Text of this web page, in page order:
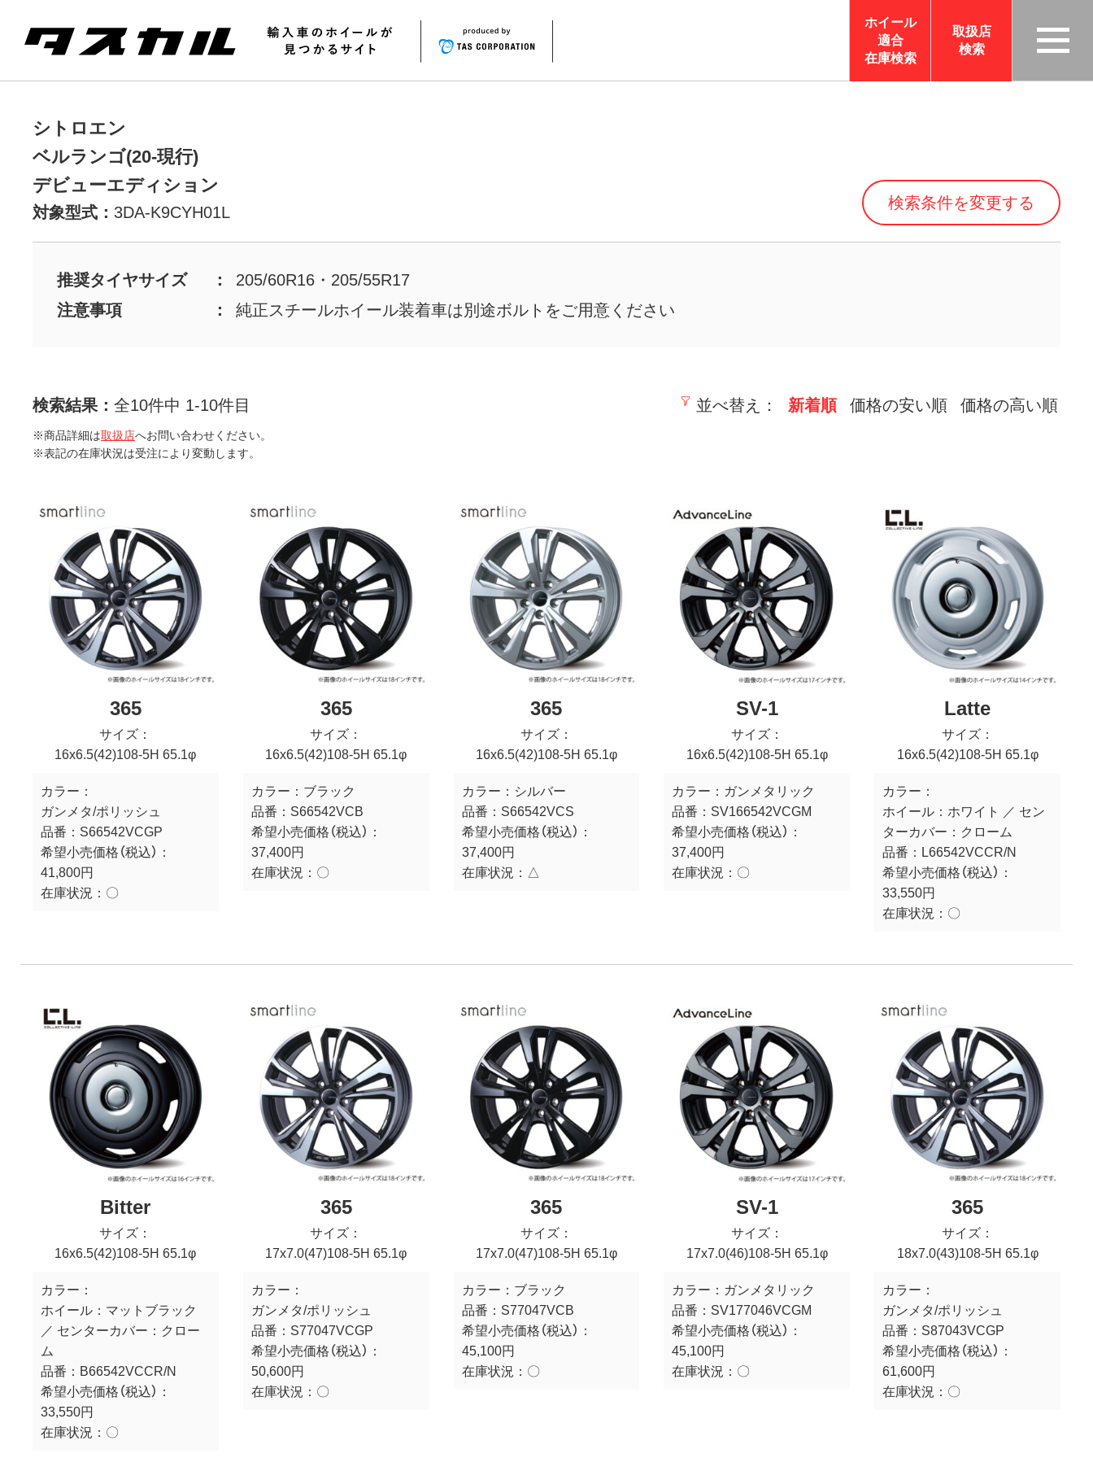
ホイール
適合
在庫検索
取扱店
検索
シトロエン
ベルランゴ(20-現行)
デビューエディション
対象型式： 3DA-K9CYH01L
検索条件を変更する
推奨タイヤサイズ
205/60R16・205/55R17
注意事項
純正スチールホイール装着車は別途ボルトをご用意ください
検索結果： 全10件中 1-10件目
※商品詳細は取扱店へお問い合わせください。
※表記の在庫状況は受注により変動します。
並べ替え： 新着順 価格の安い順 価格の高い順
365
サイズ：
16x6.5(42)108-5H 65.1φ
カラー：
ガンメタ/ポリッシュ
品番： S66542VCGP
希望小売価格（税込）：
41,800円
在庫状況： 〇
365
サイズ：
16x6.5(42)108-5H 65.1φ
カラー： ブラック
品番： S66542VCB
希望小売価格（税込）：
37,400円
在庫状況： 〇
365
サイズ：
16x6.5(42)108-5H 65.1φ
カラー： シルバー
品番： S66542VCS
希望小売価格（税込）：
37,400円
在庫状況： △
SV-1
サイズ：
16x6.5(42)108-5H 65.1φ
カラー： ガンメタリック
品番： SV166542VCGM
希望小売価格（税込）：
37,400円
在庫状況： 〇
Latte
サイズ：
16x6.5(42)108-5H 65.1φ
カラー：
ホイール：ホワイト ／ セン
ターカバー：クローム
品番： L66542VCCR/N
希望小売価格（税込）：
33,550円
在庫状況： 〇
Bitter
サイズ：
16x6.5(42)108-5H 65.1φ
カラー：
ホイール：マットブラック
／ センターカバー：クロー
ム
品番： B66542VCCR/N
希望小売価格（税込）：
33,550円
在庫状況： 〇
365
サイズ：
17x7.0(47)108-5H 65.1φ
カラー：
ガンメタ/ポリッシュ
品番： S77047VCGP
希望小売価格（税込）：
50,600円
在庫状況： 〇
365
サイズ：
17x7.0(47)108-5H 65.1φ
カラー： ブラック
品番： S77047VCB
希望小売価格（税込）：
45,100円
在庫状況： 〇
SV-1
サイズ：
17x7.0(46)108-5H 65.1φ
カラー： ガンメタリック
品番： SV177046VCGM
希望小売価格（税込）：
45,100円
在庫状況： 〇
365
サイズ：
18x7.0(43)108-5H 65.1φ
カラー：
ガンメタ/ポリッシュ
品番： S87043VCGP
希望小売価格（税込）：
61,600円
在庫状況： 〇
TAS
CO
ON
サイ